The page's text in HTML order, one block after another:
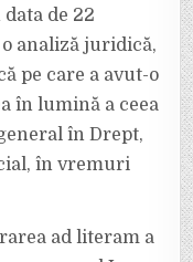
de 22
o analiză juridică,
pe care a avut-o
în lumină a ceea
în Drept,
în vremuri
ad literam a